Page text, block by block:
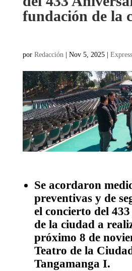
fundación de la
por Redacción | Nov 5, 2025| Express
Se acordaron
preventivas y de
el concierto del
de la ciudad a
próximo 8 de
Teatro de la
Tangamanga I.